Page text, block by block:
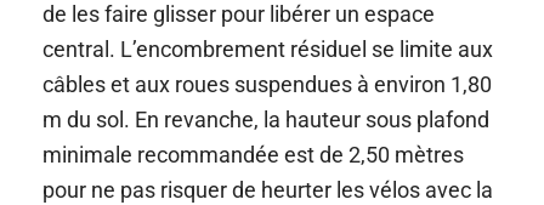
de les faire glisser pour libérer un espace
central. L’encombrement résiduel se limite aux
câbles et aux roues suspendues à environ 1,80
m du sol. En revanche, la hauteur sous plafond
minimale recommandée est de 2,50 mètres
pour ne pas risquer de heurter les vélos avec la